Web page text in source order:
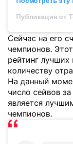
Сейчас на его
чемпионов.
рейтинг
количеству
На данный
число сейвов
является
чемпионов.